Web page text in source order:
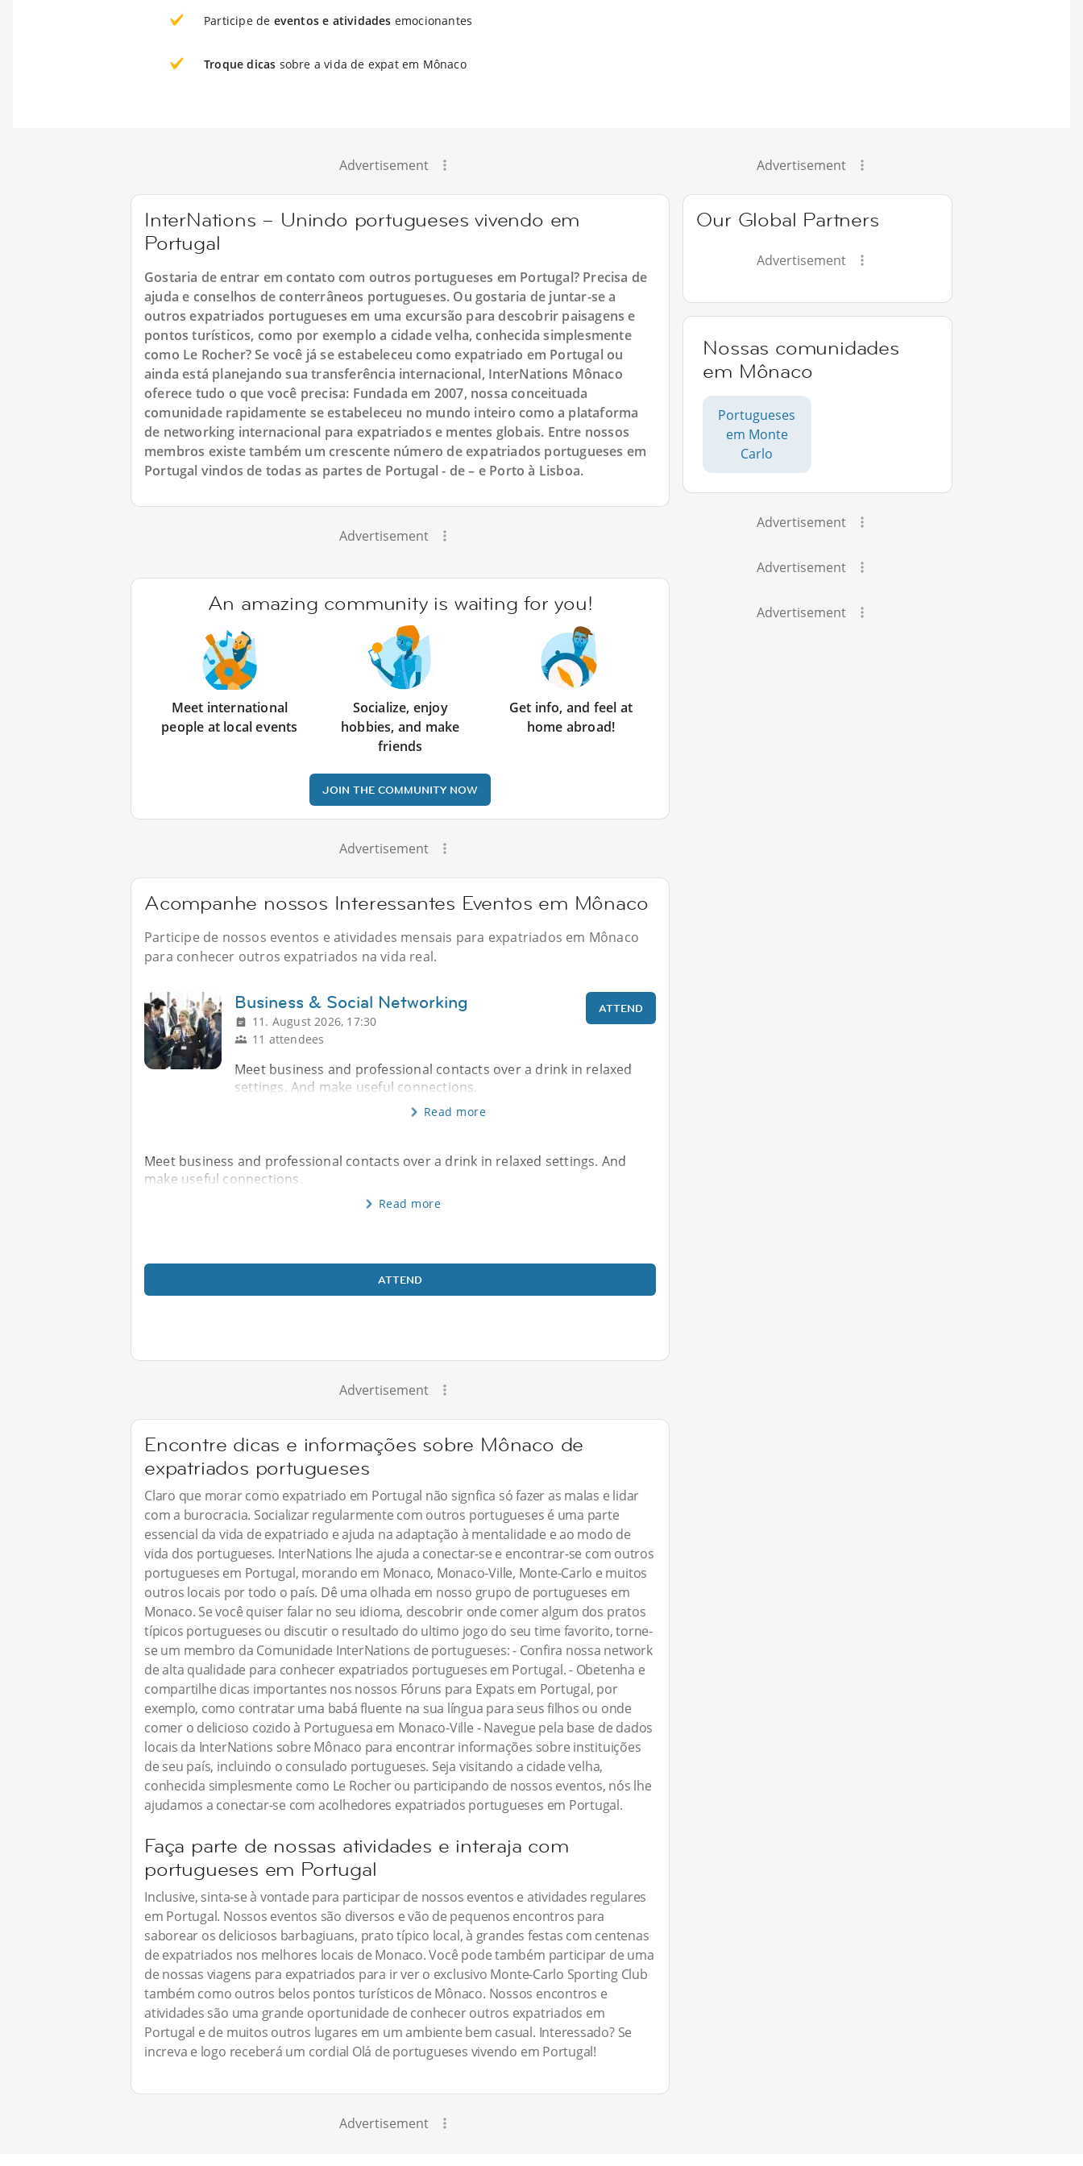
Participe de eventos e atividades emocionantes
Troque dicas sobre a vida de expat em Mônaco
Advertisement
InterNations – Unindo portugueses vivendo em
Portugal
Gostaria de entrar em contato com outros portugueses em Portugal? Precisa de
ajuda e conselhos de conterrâneos portugueses. Ou gostaria de juntar-se a
outros expatriados portugueses em uma excursão para descobrir paisagens e
pontos turísticos, como por exemplo a cidade velha, conhecida simplesmente
como Le Rocher? Se você já se estabeleceu como expatriado em Portugal ou
ainda está planejando sua transferência internacional, InterNations Mônaco
oferece tudo o que você precisa: Fundada em 2007, nossa conceituada
comunidade rapidamente se estabeleceu no mundo inteiro como a plataforma
de networking internacional para expatriados e mentes globais. Entre nossos
membros existe também um crescente número de expatriados portugueses em
Portugal vindos de todas as partes de Portugal - de – e Porto à Lisboa.
Advertisement
An amazing community is waiting for you!
Meet international
people at local events
Socialize, enjoy
hobbies, and make
friends
Get info, and feel at
home abroad!
JOIN THE COMMUNITY NOW
Advertisement
Acompanhe nossos Interessantes Eventos em Mônaco
Participe de nossos eventos e atividades mensais para expatriados em Mônaco
para conhecer outros expatriados na vida real.
Business & Social Networking
11. August 2026, 17:30
11 attendees
ATTEND
Meet business and professional contacts over a drink in relaxed
settings. And make useful connections.
Read more
Meet business and professional contacts over a drink in relaxed settings. And
make useful connections.
Read more
ATTEND
Advertisement
Encontre dicas e informações sobre Mônaco de
expatriados portugueses
Claro que morar como expatriado em Portugal não signfica só fazer as malas e lidar
com a burocracia. Socializar regularmente com outros portugueses é uma parte
essencial da vida de expatriado e ajuda na adaptação à mentalidade e ao modo de
vida dos portugueses. InterNations lhe ajuda a conectar-se e encontrar-se com outros
portugueses em Portugal, morando em Monaco, Monaco-Ville, Monte-Carlo e muitos
outros locais por todo o país. Dê uma olhada em nosso grupo de portugueses em
Monaco. Se você quiser falar no seu idioma, descobrir onde comer algum dos pratos
típicos portugueses ou discutir o resultado do ultimo jogo do seu time favorito, torne-
se um membro da Comunidade InterNations de portugueses: - Confira nossa network
de alta qualidade para conhecer expatriados portugueses em Portugal. - Obetenha e
compartilhe dicas importantes nos nossos Fóruns para Expats em Portugal, por
exemplo, como contratar uma babá fluente na sua língua para seus filhos ou onde
comer o delicioso cozido à Portuguesa em Monaco-Ville - Navegue pela base de dados
locais da InterNations sobre Mônaco para encontrar informações sobre instituições
de seu país, incluindo o consulado portugueses. Seja visitando a cidade velha,
conhecida simplesmente como Le Rocher ou participando de nossos eventos, nós lhe
ajudamos a conectar-se com acolhedores expatriados portugueses em Portugal.
Faça parte de nossas atividades e interaja com
portugueses em Portugal
Inclusive, sinta-se à vontade para participar de nossos eventos e atividades regulares
em Portugal. Nossos eventos são diversos e vão de pequenos encontros para
saborear os deliciosos barbagiuans, prato típico local, à grandes festas com centenas
de expatriados nos melhores locais de Monaco. Você pode também participar de uma
de nossas viagens para expatriados para ir ver o exclusivo Monte-Carlo Sporting Club
também como outros belos pontos turísticos de Mônaco. Nossos encontros e
atividades são uma grande oportunidade de conhecer outros expatriados em
Portugal e de muitos outros lugares em um ambiente bem casual. Interessado? Se
increva e logo receberá um cordial Olá de portugueses vivendo em Portugal!
Advertisement
Advertisement
Our Global Partners
Advertisement
Nossas comunidades
em Mônaco
Portugueses
em Monte
Carlo
Advertisement
Advertisement
Advertisement